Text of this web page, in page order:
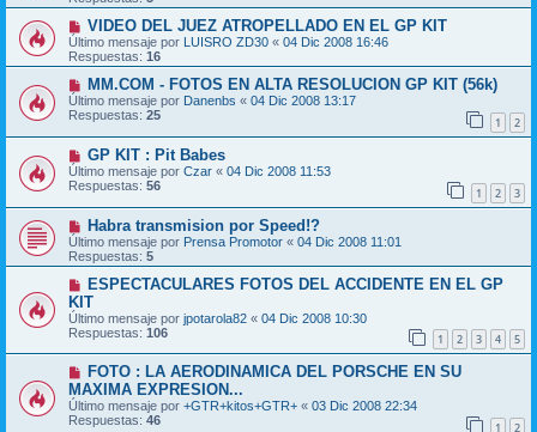
VIDEO DEL JUEZ ATROPELLADO EN EL GP KIT
Último mensaje por LUISRO ZD30 « 04 Dic 2008 16:46
Respuestas: 16
MM.COM - FOTOS EN ALTA RESOLUCION GP KIT (56k)
Último mensaje por Danenbs « 04 Dic 2008 13:17
Respuestas: 25 1 2
GP KIT : Pit Babes
Último mensaje por Czar « 04 Dic 2008 11:53
Respuestas: 56 1 2 3
Habra transmision por Speed!?
Último mensaje por Prensa Promotor « 04 Dic 2008 11:01
Respuestas: 5
ESPECTACULARES FOTOS DEL ACCIDENTE EN EL GP
KIT
Último mensaje por jpotarola82 « 04 Dic 2008 10:30
Respuestas: 106 1 2 3 4 5
FOTO : LA AERODINAMICA DEL PORSCHE EN SU
MAXIMA EXPRESION...
Último mensaje por +GTR+kitos+GTR+ « 03 Dic 2008 22:34
Respuestas: 46 1 2